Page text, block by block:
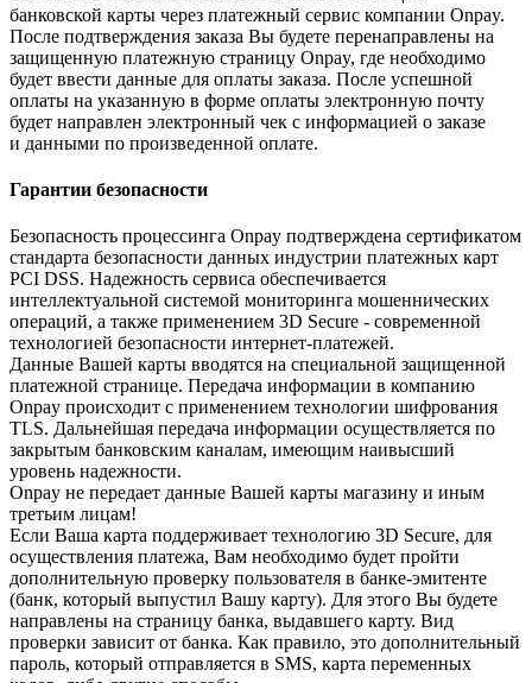
банковской карты через платежный сервис компании Onpay.
После подтверждения заказа Вы будете перенаправлены на
защищенную платежную страницу Onpay, где необходимо
будет ввести данные для оплаты заказа. После успешной
оплаты на указанную в форме оплаты электронную почту
будет направлен электронный чек с информацией о заказе
и данными по произведенной оплате.
Гарантии безопасности
Безопасность процессинга Onpay подтверждена сертификатом
стандарта безопасности данных индустрии платежных карт
PCI DSS. Надежность сервиса обеспечивается
интеллектуальной системой мониторинга мошеннических
операций, а также применением 3D Secure - современной
технологией безопасности интернет-платежей.
Данные Вашей карты вводятся на специальной защищенной
платежной странице. Передача информации в компанию
Onpay происходит с применением технологии шифрования
TLS. Дальнейшая передача информации осуществляется по
закрытым банковским каналам, имеющим наивысший
уровень надежности.
Onpay не передает данные Вашей карты магазину и иным
третьим лицам!
Если Ваша карта поддерживает технологию 3D Secure, для
осуществления платежа, Вам необходимо будет пройти
дополнительную проверку пользователя в банке-эмитенте
(банк, который выпустил Вашу карту). Для этого Вы будете
направлены на страницу банка, выдавшего карту. Вид
проверки зависит от банка. Как правило, это дополнительный
пароль, который отправляется в SMS, карта переменных